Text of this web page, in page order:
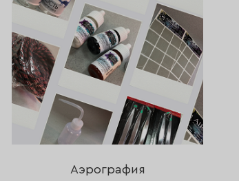
Аэрография